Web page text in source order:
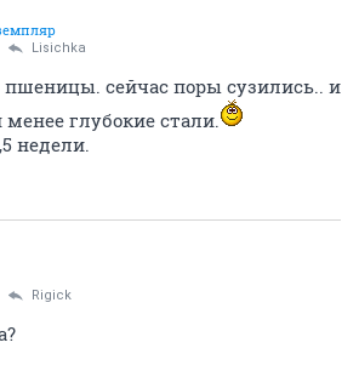
Lisichka
пшеницы. сейчас поры сузились.. и
глубокие стали.
недели.
Rigick